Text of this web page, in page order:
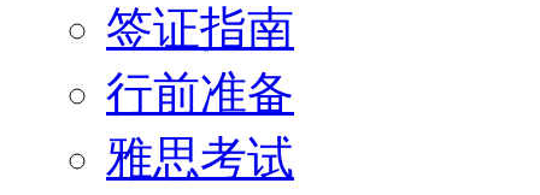
签证指南
行前准备
雅思考试